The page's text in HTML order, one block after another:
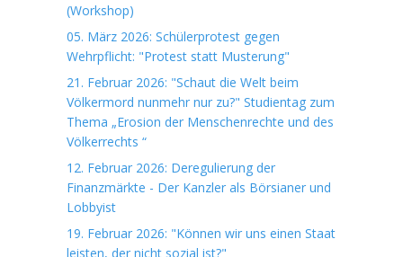
(Workshop)
05. März 2026: Schülerprotest gegen
Wehrpflicht: "Protest statt Musterung"
21. Februar 2026: "Schaut die Welt beim
Völkermord nunmehr nur zu?" Studientag zum
Thema „Erosion der Menschenrechte und des
Völkerrechts “
12. Februar 2026: Deregulierung der
Finanzmärkte - Der Kanzler als Börsianer und
Lobbyist
19. Februar 2026: "Können wir uns einen Staat
leisten, der nicht sozial ist?"